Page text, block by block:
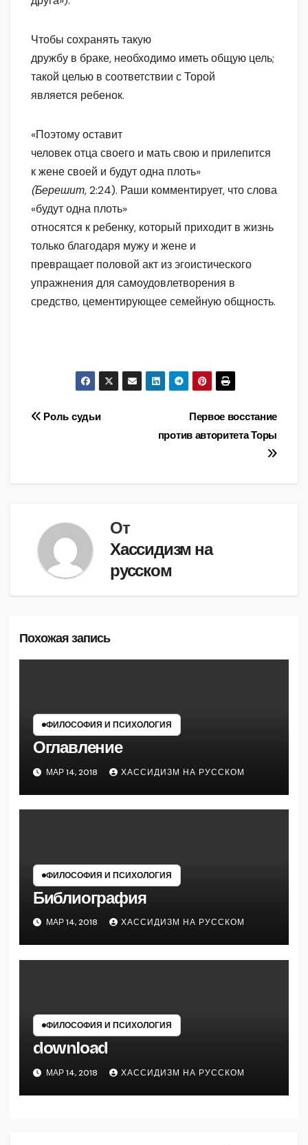
Чтобы сохранять такую
дружбу в браке, необходимо иметь общую цель;
такой целью в соответствии с Торой
является ребенок.
«Поэтому оставит
человек отца своего и мать свою и прилепится
к жене своей и будут одна плоть»
(Берешит,2:24). Раши комментирует, что слова
«будут одна плоть»
относятся к ребенку, который приходит в жизнь
только благодаря мужу и жене и
превращает половой акт из эгоистического
упражнения для самоудовлетворения в
средство, цементирующее семейную общность.
Навигация
записям
Первое восстание
против авторитета Торы
Роль судьи
От
Хассидизм на
русском
Похожая запись
ФИЛОСОФИЯ И ПСИХОЛОГИЯ
Оглавление
МАР 14, 2018 ХАССИДИЗМ НА РУССКОМ
ФИЛОСОФИЯ И ПСИХОЛОГИЯ
Библиография
МАР 14, 2018 ХАССИДИЗМ НА РУССКОМ
ФИЛОСОФИЯ И ПСИХОЛОГИЯ
download
МАР 14, 2018 ХАССИДИЗМ НА РУССКОМ